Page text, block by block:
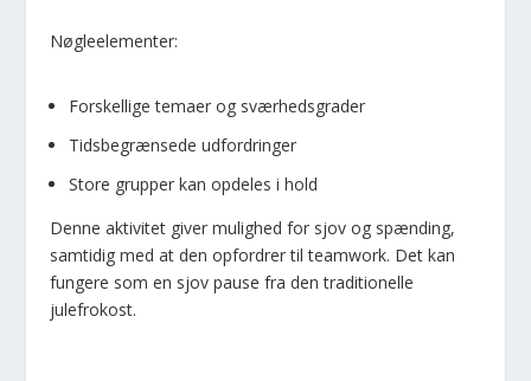
Nøgleelementer:
Forskellige temaer og sværhedsgrader
Tidsbegrænsede udfordringer
Store grupper kan opdeles i hold
Denne aktivitet giver mulighed for sjov og spænding,
samtidig med at den opfordrer til teamwork. Det kan
fungere som en sjov pause fra den traditionelle
julefrokost.